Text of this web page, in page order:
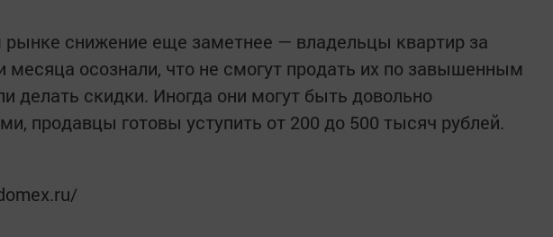
рынке снижение еще заметнее — владельцы квартир за
месяца осознали, что не смогут продать их по завышенным
делать скидки. Иногда они могут быть довольно
продавцы готовы уступить от 200 до 500 тысяч рублей.